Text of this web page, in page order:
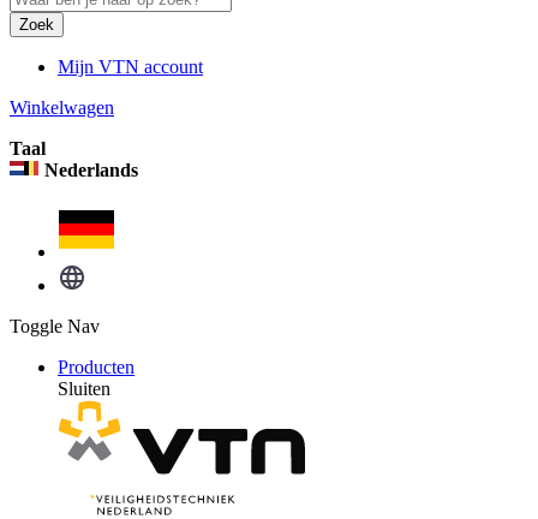
Zoek
Mijn VTN account
Winkelwagen
Taal
Nederlands
Toggle Nav
Producten
Sluiten